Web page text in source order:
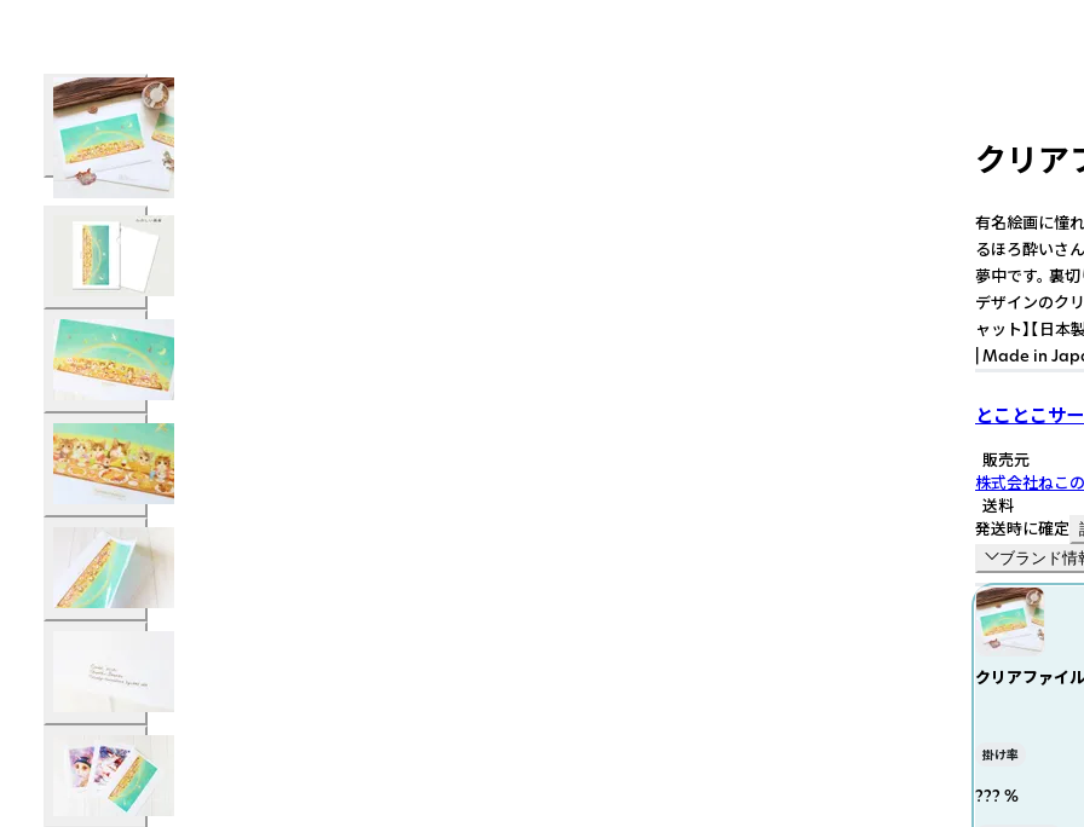
クリア
有名絵画に憧
るほろ酔いさ
夢中です。 裏
デザインのク
ャット】【日
| Made in
とことこサ
販売元
株式会社ねこ
送料
発送時に確定
ブランド情
クリアファイ
掛け率
??? %